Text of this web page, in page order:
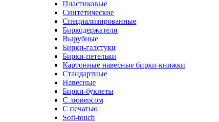
Пластиковые
Синтетические
Специализированные
Биркодержатели
Вырубные
Бирки-галстуки
Бирки-петельки
Картонные навесные бирки-книжки
Стандартные
Навесные
Бирки-буклеты
С люверсом
С печатью
Soft-touch